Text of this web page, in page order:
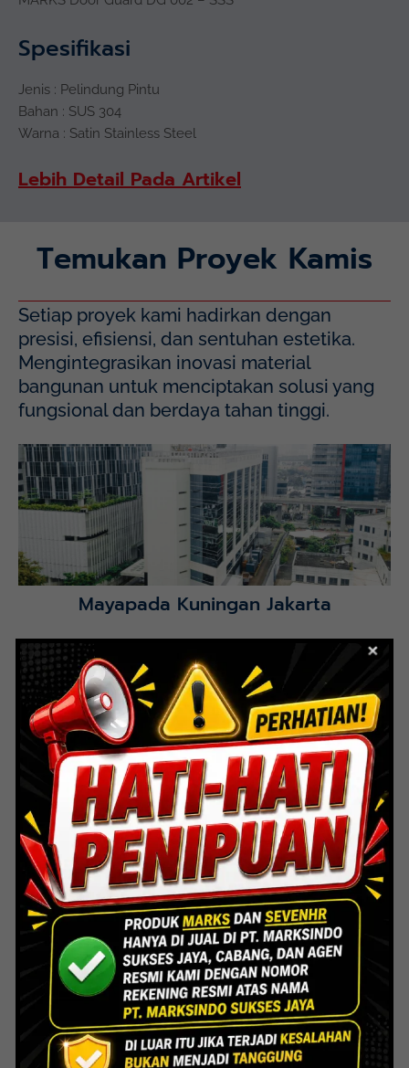
Spesifikasi
Jenis : Pelindung Pintu
Bahan : SUS 304
Warna : Satin Stainless Steel
Lebih Detail Pada Artikel
Temukan Proyek Kamis
Setiap proyek kami hadirkan dengan
presisi, efisiensi, dan sentuhan estetika.
Mengintegrasikan inovasi material
bangunan untuk menciptakan solusi yang
fungsional dan berdaya tahan tinggi.
Mayapada Hospital Kuningan (MHKN), Kuningan, Jakarta
Selatan.
Lihat Detail Proyek
Mayapada Kuningan Jakarta
Lihat Detail Proyek
Indoor Multifunction Stadium (FIBA)
Senayan
Lihat Detail Proyek
Interior Bank BTN Jatimurni, Bekasi